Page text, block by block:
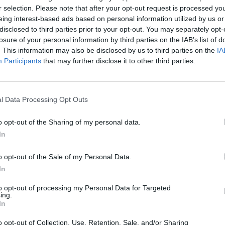
selection. Please note that after your opt-out request is processed
interest-based ads based on personal information utilized by us
to third parties prior to your opt-out. You may separately
of your personal information by third parties on the IAB’s list of
This information may also be disclosed by us to third parties on the
Participants that may further disclose it to other third parties.
Data Processing Opt Outs
opt-out of the Sharing of my personal data.
opt-out of the Sale of my Personal Data.
opt-out of processing my Personal Data for Targeted
opt-out of Collection, Use, Retention, Sale, and/or Sharing
y un centro de día, una infraestructura
ante elenvejecimiento de la
de gobierno (PSOE-IU) y respaldada
el foco en la
el conjunto de la comarca, una situación
interior como Villar del Arzobispo.
mayor y la ausencia de servicios
al Ayuntamiento a insistir en la
personas mayores puedan recibir
desplazamientos a otras localidades
de residencia habitual. En este
de día no solo cubrirían una demanda